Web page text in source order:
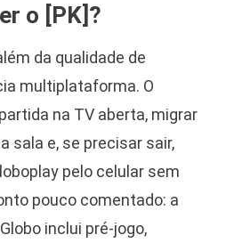
o [PK]?
da qualidade de
multiplataforma. O
na TV aberta, migrar
sala e, se precisar sair,
pelo celular sem
pouco comentado: a
inclui pré-jogo,